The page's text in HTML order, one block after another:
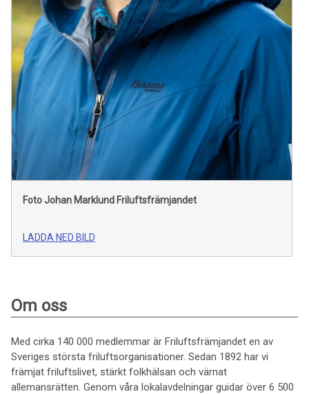
Foto Johan Marklund Friluftsfrämjandet
LADDA NED BILD
Om oss
Med cirka 140 000 medlemmar är Friluftsfrämjandet en av
Sveriges största friluftsorganisationer. Sedan 1892 har vi
främjat friluftslivet, stärkt folkhälsan och värnat
allemansrätten. Genom våra lokalavdelningar guidar över 6 500